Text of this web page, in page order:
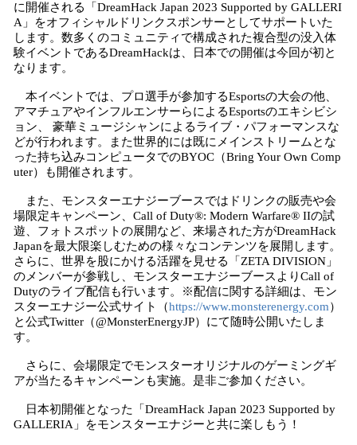
に開催される「DreamHack Japan 2023 Supported by GALLERI
A」をオフィシャルドリンクスポンサーとしてサポートいた
します。数多くのコミュニティで構成された複合型の没入体
験イベントであるDreamHackは、日本での開催は今回が初と
なります。
本イベントでは、プロ選手が参加するEsportsの大会の他、
アマチュアやインフルエンサーらによるEsportsのエキシビシ
ョン、 豪華ミュージシャンによるライブ・パフォーマンスな
どが行われます。また世界的には既にメインストリームとな
った持ち込みコンピュータでのBYOC（Bring Your Own Comp
uter）も開催されます。
また、モンスターエナジーブースではドリンクの販売や会
場限定キャンペーン、Call of Duty®: Modern Warfare® IIの試
遊、フォトスポットの展開など、来場された方がDreamHack
Japanを最大限楽しむための様々なコンテンツを展開します。
さらに、世界を股にかける活躍を見せる「ZETA DIVISION」
のメンバーが参戦し、モンスターエナジーブースよりCall of
Dutyのライブ配信も行います。※配信に関する詳細は、モン
スターエナジー公式サイト（https://www.monsterenergy.com）
と公式Twitter（@MonsterEnergyJP）にて随時公開いたしま
す。
さらに、会場限定でモンスターオリジナルのゲーミングギ
アが当たるキャンペーンも実施。是非ご参加ください。
日本初開催となった「DreamHack Japan 2023 Supported by
GALLERIA」をモンスターエナジーと共に楽しもう！